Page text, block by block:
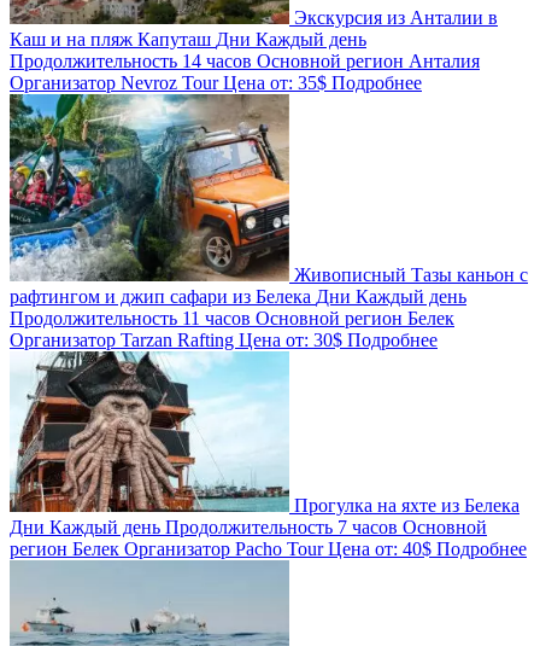
Экскурсия из Анталии в
Каш и на пляж Капуташ Дни Каждый день
Продолжительность 14 часов Основной регион Анталия
Организатор Nevroz TourЦена от: 35$ Подробнее
Живописный Тазы каньон с
рафтингом и джип сафари из Белека Дни Каждый день
Продолжительность 11 часов Основной регион Белек
Организатор Tarzan Rafting Цена от: 30$ Подробнее
Прогулка на яхте из Белека
Дни Каждый день Продолжительность 7 часов Основной
регион Белек Организатор Pacho TourЦена от: 40$ Подробнее